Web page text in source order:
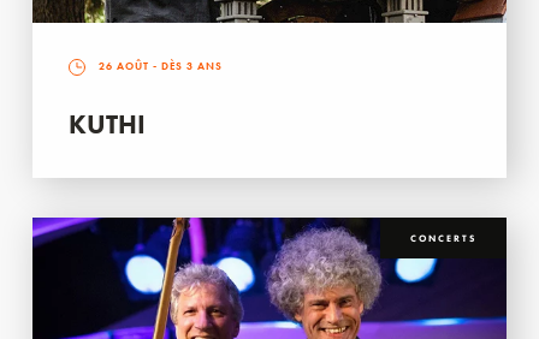
26 AOÛT - DÈS 3 ANS
KUTHI
CONCERTS